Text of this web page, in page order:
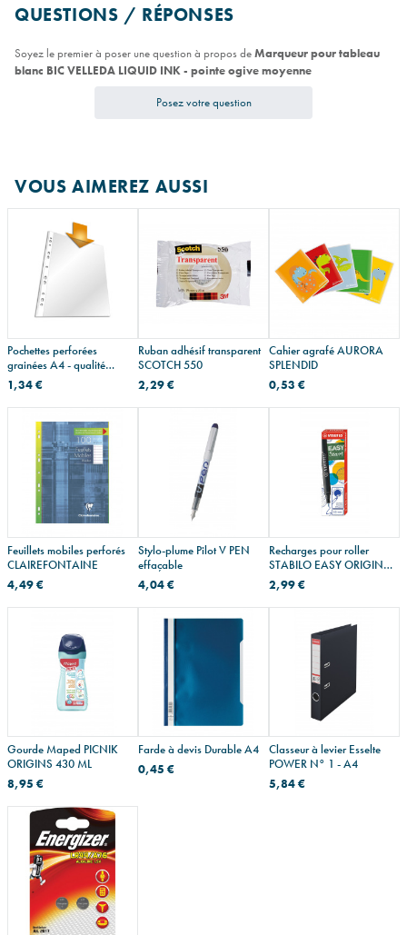
QUESTIONS / RÉPONSES
Soyez le premier à poser une question à propos deMarqueur pour tableau
blanc BIC VELLEDA LIQUID INK - pointe ogive moyenne
Posez votre question
VOUS AIMEREZ AUSSI
Pochettes perforées
grainées A4 - qualité
économique
1,34 €
Ruban adhésif transparent
SCOTCH 550
2,29 €
Cahier agrafé AURORA
SPLENDID
0,53 €
Feuillets mobiles perforés
CLAIREFONTAINE
4,49 €
Stylo-plume Pilot V PEN
effaçable
4,04 €
Recharges pour roller
STABILO EASY ORIGINAL
bleues - étui de 3
2,99 €
Gourde Maped PICNIK
ORIGINS 430 ML
8,95 €
Farde à devis Durable A4
0,45 €
Classeur à levier Esselte
POWER N° 1 - A4
5,84 €